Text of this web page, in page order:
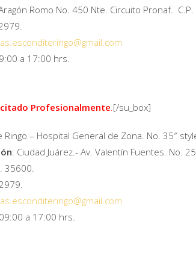
Romo No. 450 Nte. Circuito Pronaf.
gmail.com
a 17:00 hrs.
Profesionalmente.[/su_box]
Ringo – Hospital General de Zona. No. 35″
: Ciudad Juárez.- Av. Valentín Fuentes. No.
35600.
gmail.com
a 17:00 hrs.